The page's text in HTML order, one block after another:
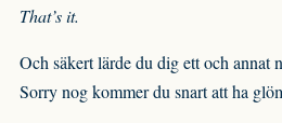
That’s it.
Och säkert lärde du dig ett och annat
Sorry nog kommer du snart att ha